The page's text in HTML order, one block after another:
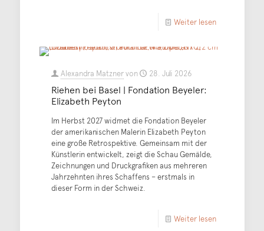
Weiter lesen
Alexandra Matznervon 28. Juli 2026
Riehen bei Basel | Fondation Beyeler:
Elizabeth Peyton
Im Herbst 2027 widmet die Fondation Beyeler
der amerikanischen Malerin Elizabeth Peyton
eine große Retrospektive. Gemeinsam mit der
Künstlerin entwickelt, zeigt die Schau Gemälde,
Zeichnungen und Druckgrafiken aus mehreren
Jahrzehnten ihres Schaffens – erstmals in
dieser Form in der Schweiz.
Weiter lesen